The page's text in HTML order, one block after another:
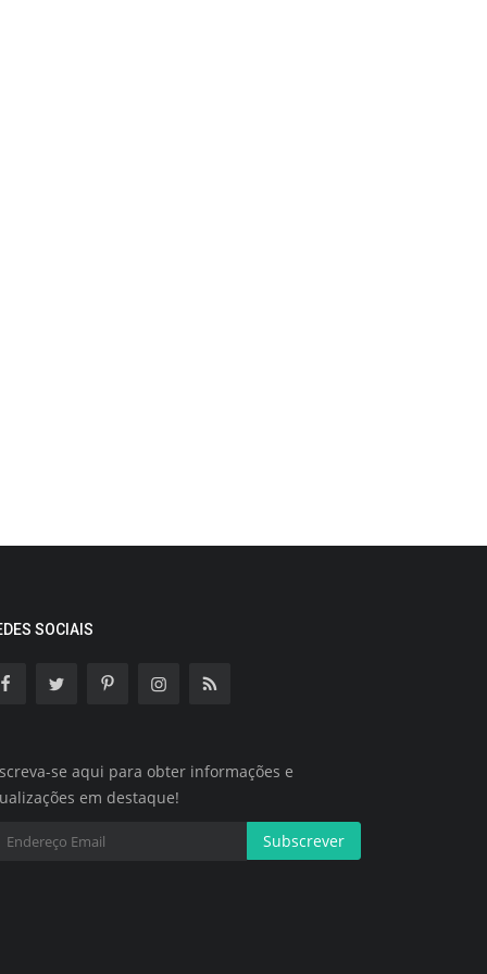
SOCIAIS
se aqui para obter informações e
em destaque!
Subscrever